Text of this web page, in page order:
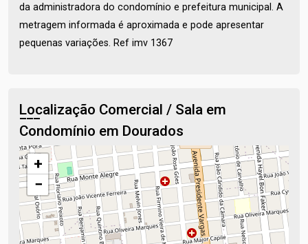
da administradora do condomínio e prefeitura municipal. A
metragem informada é aproximada e pode apresentar
pequenas variações. Ref imv 1367
Localização Comercial / Sala em
Condomínio em Dourados
+
−